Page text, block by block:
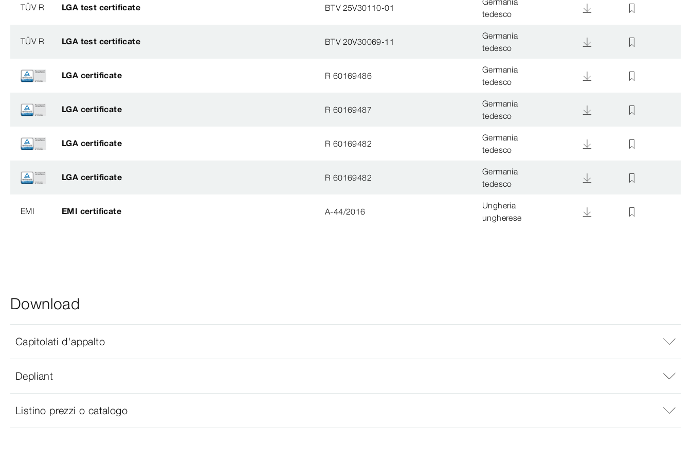
TÜV R LGA test certificate BTV 25V30110-01
tedesco
TÜV R LGA test certificate BTV 20V30069-11
Germania
tedesco
LGA certificate R 60169486
Germania
tedesco
LGA certificate R 60169487
Germania
tedesco
LGA certificate R 60169482
Germania
tedesco
LGA certificate R 60169482
Germania
tedesco
EMI EMI certificate A-44/2016
Ungheria
ungherese
Download
Capitolati d'appalto
Depliant
Listino prezzi o catalogo